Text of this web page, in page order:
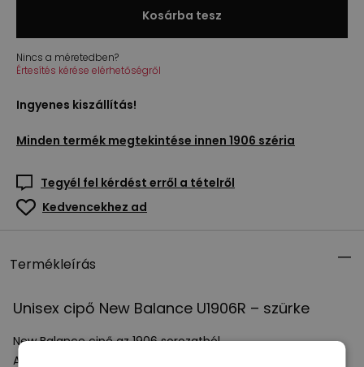
Kosárba tesz
Nincs a méretedben?
Értesítés kérése elérhetőségről
Ingyenes kiszállítás!
Minden termék megtekintése innen 1906 széria
Tegyél fel kérdést erről a tételről
Kedvencekhez ad
Termékleírás
Unisex cipő New Balance U1906R – szürke
New Balance cipő az 1906 sorozatból.
A felsőrész hálós és szintetikus anyagokból készült.